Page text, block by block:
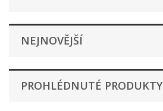
NEJNOVĚJŠÍ
PROHLÉDNUTÉ PRODUKTY